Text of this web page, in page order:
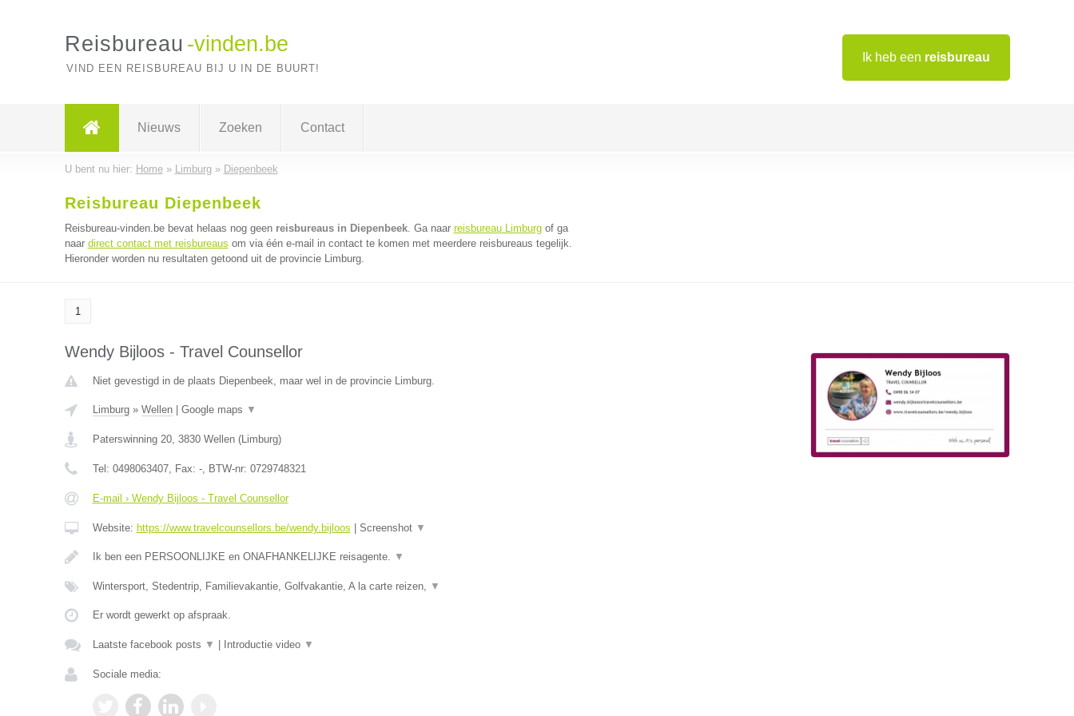
Ik heb een reisbureau
Reisbureau -vinden.be
VIND EEN REISBUREAU BIJ U IN DE BUURT!
Nieuws Zoeken Contact
U bent nu hier: Home» Limburg» Diepenbeek
Reisbureau Diepenbeek
Reisbureau-vinden.be bevat helaas nog geen reisbureaus in Diepenbeek. Ga naar reisbureau Limburgof ga
naar direct contact met reisbureaus om via één e-mail in contact te komen met meerdere reisbureaus tegelijk.
Hieronder worden nu resultaten getoond uit de provincie Limburg.
1
Wendy Bijloos - Travel Counsellor
Niet gevestigd in de plaats Diepenbeek, maar wel in de provincie Limburg.
Limburg» Wellen| Google maps ▼
Paterswinning 20, 3830 Wellen(Limburg)
Tel: 0498063407, Fax: -, BTW-nr: 0729748321
E-mail › Wendy Bijloos - Travel Counsellor
Website: https://www.travelcounsellors.be/wendy.bijloos Screenshot ▼
Ik ben een PERSOONLIJKE en ONAFHANKELIJKE reisagente. ▼
Wintersport, Stedentrip, Familievakantie, Golfvakantie, A la carte reizen, ▼
Er wordt gewerkt op afspraak.
Laatste facebook posts ▼ Introductie video ▼
Sociale media: